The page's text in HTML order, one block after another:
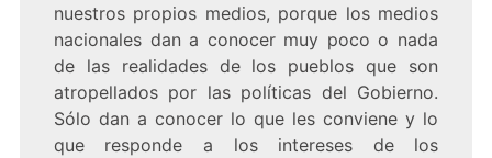
nuestros propios medios, porque los medios
nacionales dan a conocer muy poco o nada
de las realidades de los pueblos que son
atropellados por las políticas del Gobierno.
Sólo dan a conocer lo que les conviene y lo
que responde a los intereses de los